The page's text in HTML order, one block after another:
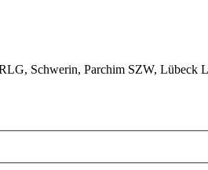
Schwerin, Parchim SZW,